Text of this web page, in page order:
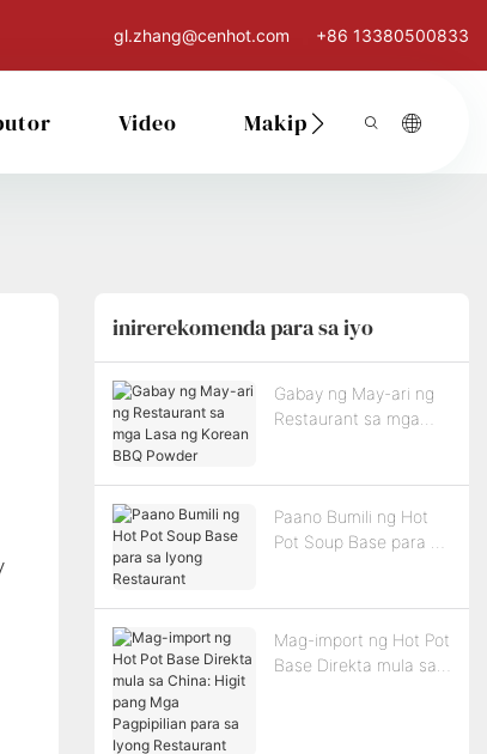
gl.zhang@cenhot.com +86 13380500833
Video Makipag-Ugnay Sa Atin
inirerekomenda para sa iyo
Gabay ng May-ari ng
Restaurant sa mga
Paano Bumili ng Hot
Pot Soup Base para sa
Mag-import ng Hot Pot
Base Direkta mula sa